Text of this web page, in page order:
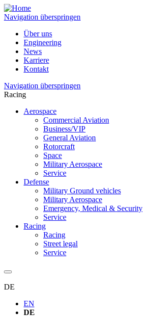
Navigation überspringen
Über uns
Engineering
News
Karriere
Kontakt
Navigation überspringen
Racing
Aerospace
Commercial Aviation
Business/VIP
General Aviation
Rotorcraft
Space
Military Aerospace
Service
Defense
Military Ground vehicles
Military Aerospace
Emergency, Medical & Security
Service
Racing
Racing
Street legal
Service
DE
EN
DE